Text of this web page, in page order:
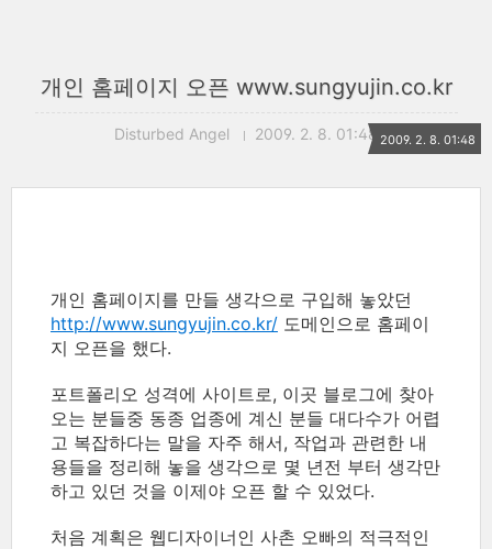
개인 홈페이지 오픈 www.sungyujin.co.kr
Disturbed Angel 2009. 2. 8. 01:48 2009. 2. 8. 01:48
개인 홈페이지를 만들 생각으로 구입해 놓았던
http://www.sungyujin.co.kr/ 도메인으로 홈페이
지 오픈을 했다.
포트폴리오 성격에 사이트로, 이곳 블로그에 찾아
오는 분들중 동종 업종에 계신 분들 대다수가 어렵
고 복잡하다는 말을 자주 해서, 작업과 관련한 내
용들을 정리해 놓을 생각으로 몇 년전 부터 생각만
하고 있던 것을 이제야 오픈 할 수 있었다.
처음 계획은 웹디자이너인 사촌 오빠의 적극적인